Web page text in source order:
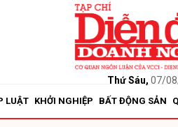
Thứ Sáu, 07/
LUẬT KHỞI NGHIỆP BẤT ĐỘNG SẢN